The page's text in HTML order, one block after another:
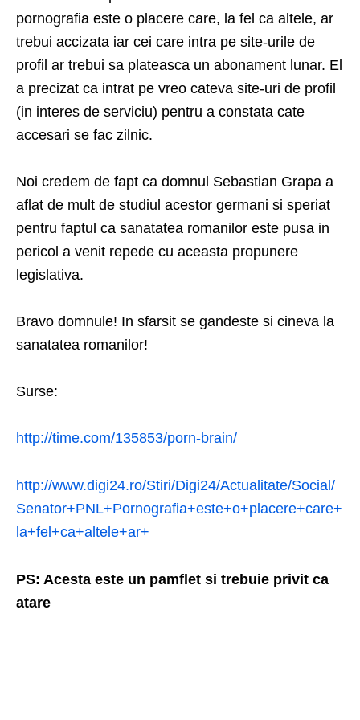
pornografia este o placere care, la fel ca altele, ar
trebui accizata iar cei care intra pe site-urile de
profil ar trebui sa plateasca un abonament lunar. El
a precizat ca intrat pe vreo cateva site-uri de profil
(in interes de serviciu) pentru a constata cate
accesari se fac zilnic.
Noi credem de fapt ca domnul Sebastian Grapa a
aflat de mult de studiul acestor germani si speriat
pentru faptul ca sanatatea romanilor este pusa in
pericol a venit repede cu aceasta propunere
legislativa.
Bravo domnule! In sfarsit se gandeste si cineva la
sanatatea romanilor!
Surse:
http://time.com/135853/porn-brain/
http://www.digi24.ro/Stiri/Digi24/Actualitate/Social/
Senator+PNL+Pornografia+este+o+placere+care+
la+fel+ca+altele+ar+
PS: Acesta este un pamflet si trebuie privit ca
atare